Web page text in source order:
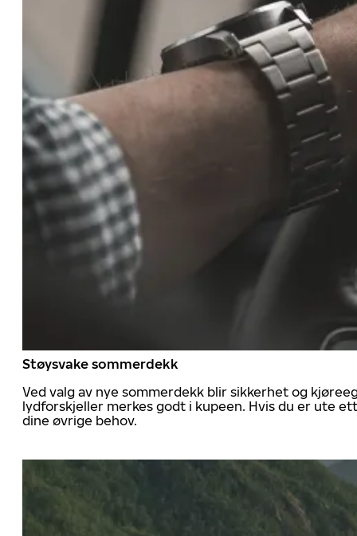
Støysvake sommerdekk
Ved valg av nye sommerdekk blir sikkerhet og
lydforskjeller merkes godt i kupeen. Hvis du er ute
dine øvrige behov.